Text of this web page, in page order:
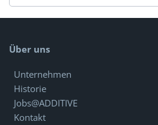
Über uns
Unternehmen
Historie
Jobs@ADDITIVE
Kontakt